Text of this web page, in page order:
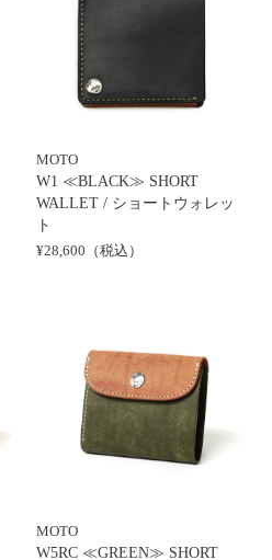
MOTO
W1 ≪BLACK≫ SHORT
WALLET / ショートウォレッ
ト
¥28,600（税込）
MOTO
W5RC ≪GREEN≫ SHORT